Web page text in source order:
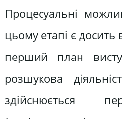
Процесуальні
цьому етапі є
перший план
розшукова
здійснюється